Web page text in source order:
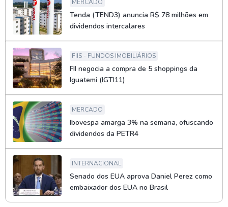
MERCADO
Tenda (TEND3) anuncia R$ 78 milhões em
dividendos intercalares
FIIS - FUNDOS IMOBILIÁRIOS
FII negocia a compra de 5 shoppings da
Iguatemi (IGTI11)
MERCADO
Ibovespa amarga 3% na semana, ofuscando
dividendos da PETR4
INTERNACIONAL
Senado dos EUA aprova Daniel Perez como
embaixador dos EUA no Brasil